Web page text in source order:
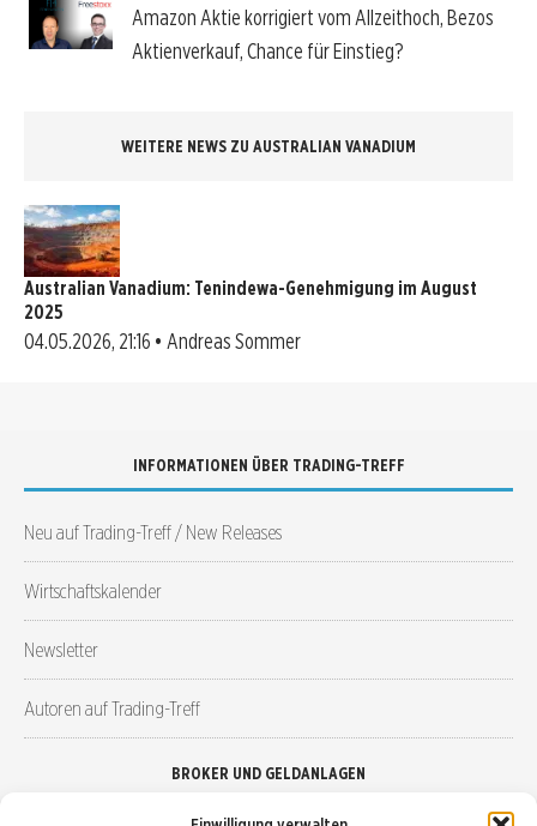
Amazon Aktie korrigiert vom Allzeithoch, Bezos
Aktienverkauf, Chance für Einstieg?
WEITERE NEWS ZU AUSTRALIAN VANADIUM
Australian Vanadium: Tenindewa-Genehmigung im August
2025
04.05.2026, 21:16 • Andreas Sommer
INFORMATIONEN ÜBER TRADING-TREFF
Neu auf Trading-Treff / New Releases
Wirtschaftskalender
Newsletter
Autoren auf Trading-Treff
BROKER UND GELDANLAGEN